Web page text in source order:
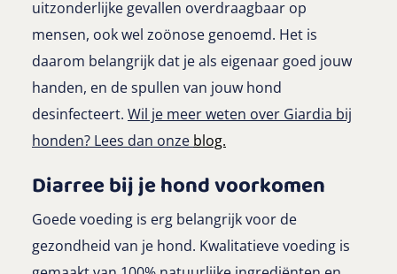
uitzonderlijke gevallen overdraagbaar op
mensen, ook wel zoönose genoemd. Het is
daarom belangrijk dat je als eigenaar goed jouw
handen, en de spullen van jouw hond
desinfecteert. Wil je meer weten over Giardia bij
honden? Lees dan onze blog.
Diarree bij je hond voorkomen
Goede voeding is erg belangrijk voor de
gezondheid van je hond. Kwalitatieve voeding is